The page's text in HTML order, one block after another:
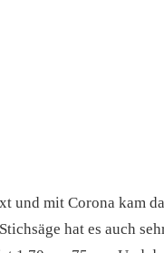
und mit Corona kam
hat es auch